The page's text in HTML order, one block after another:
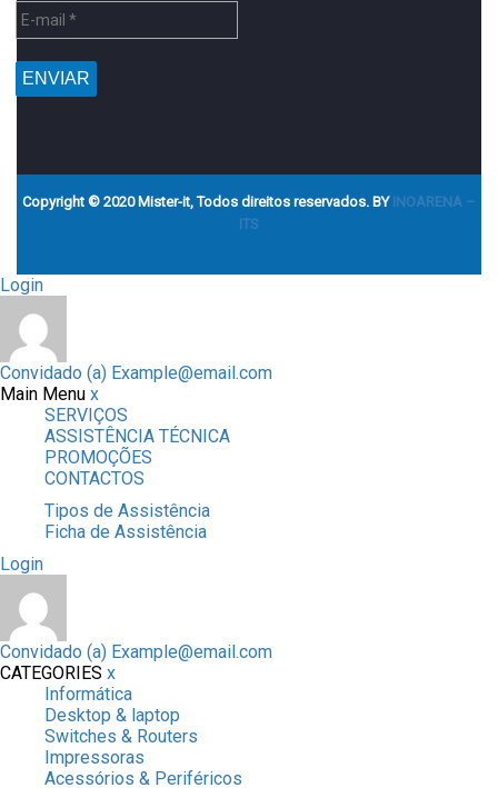
Copyright © 2020 Mister-it, Todos direitos reservados. BY INOARENA –
ITS
Login
Convidado (a) Example@email.com
Main Menu x
SERVIÇOS
ASSISTÊNCIA TÉCNICA
PROMOÇÕES
CONTACTOS
Tipos de Assistência
Ficha de Assistência
Login
Convidado (a) Example@email.com
CATEGORIES x
Informática
Desktop & laptop
Switches & Routers
Impressoras
Acessórios & Periféricos